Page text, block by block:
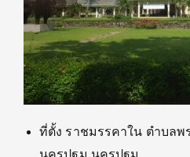
ที่ตั้ง ราชมรรคาใน ตำบลพ
นครปฐม นครปฐม